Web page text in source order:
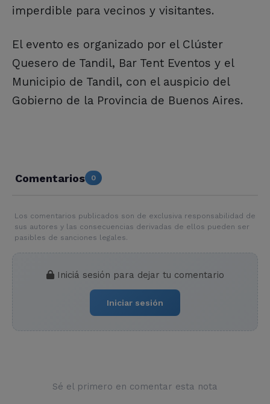
imperdible para vecinos y visitantes.
El evento es organizado por el Clúster
Quesero de Tandil, Bar Tent Eventos y el
Municipio de Tandil, con el auspicio del
Gobierno de la Provincia de Buenos Aires.
Comentarios 0
Los comentarios publicados son de exclusiva responsabilidad de
sus autores y las consecuencias derivadas de ellos pueden ser
pasibles de sanciones legales.
Iniciá sesión para dejar tu comentario
Iniciar sesión
Sé el primero en comentar esta nota